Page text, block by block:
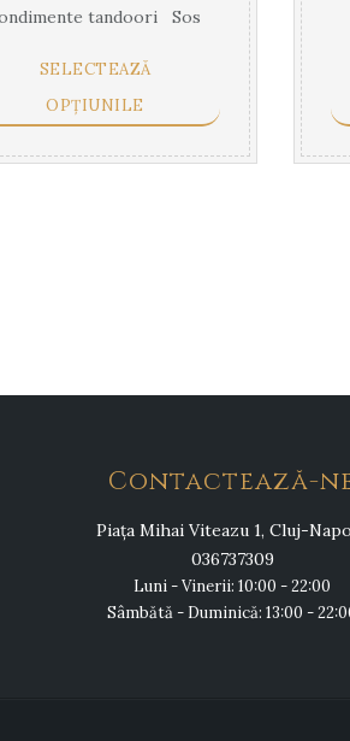
tandoori Sos
SELECTEAZĂ
OPȚIUNILE
Contactează-
Piața Mihai Viteazu 1, Cluj-
036737309
Luni - Vinerii: 10:00 - 22:00
Sâmbătă - Duminică: 13:00 -